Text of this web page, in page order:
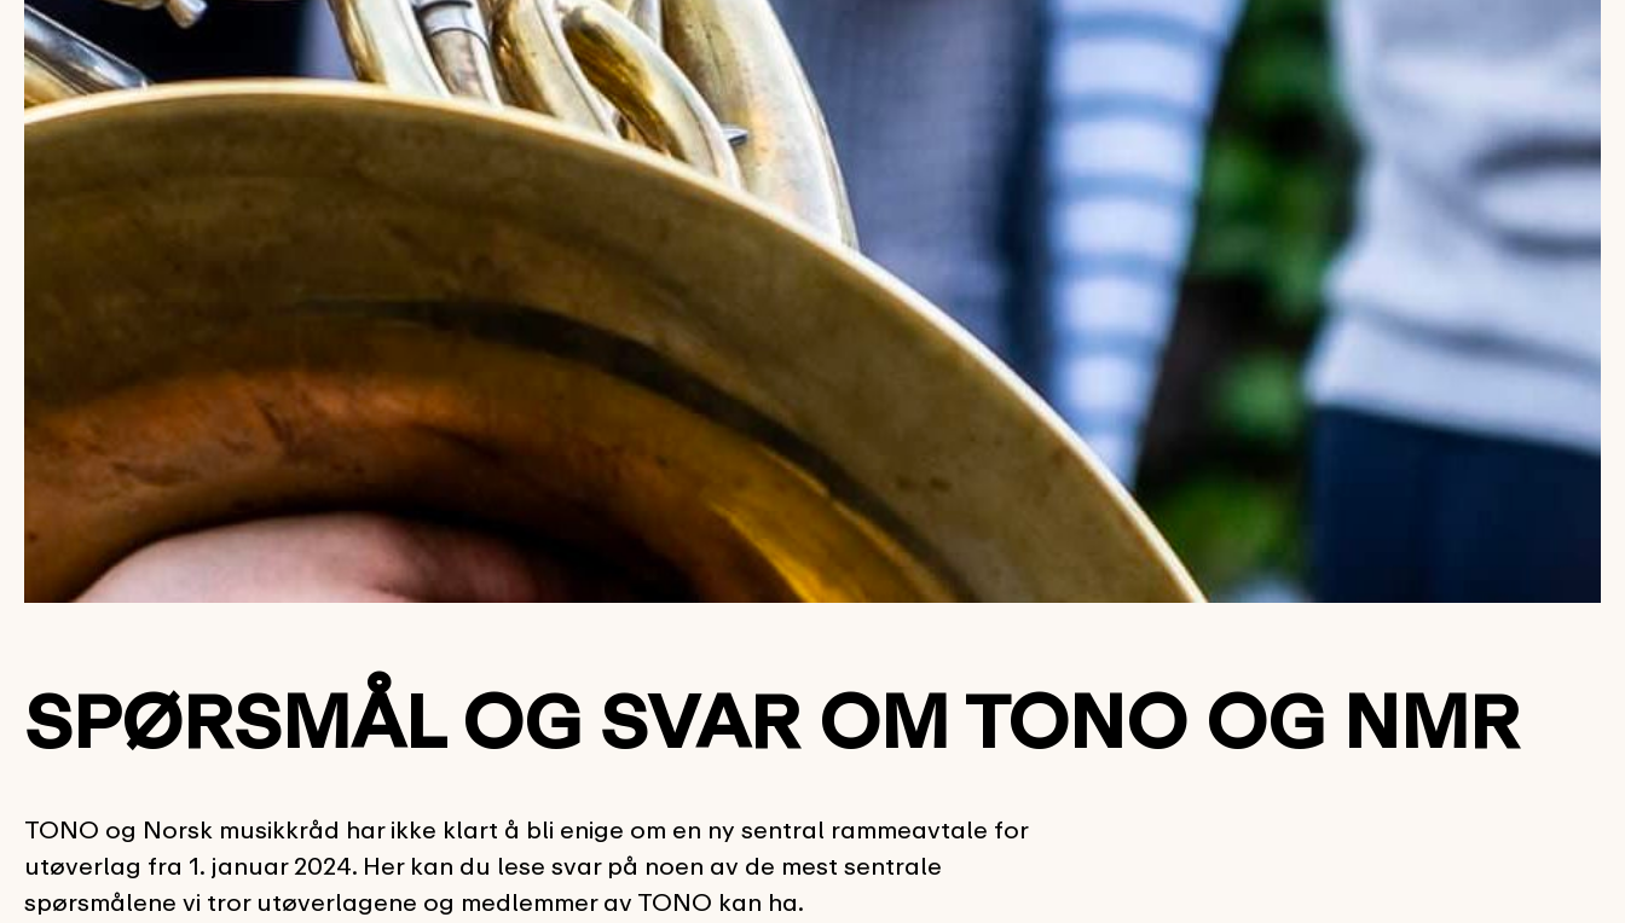
SPØRSMÅL OG SVAR OM TONO OG NMR
TONO og Norsk musikkråd har ikke klart å bli enige om en ny sentral rammeavtale for
utøverlag fra 1. januar 2024. Her kan du lese svar på noen av de mest sentrale
spørsmålene vi tror utøverlagene og medlemmer av TONO kan ha.